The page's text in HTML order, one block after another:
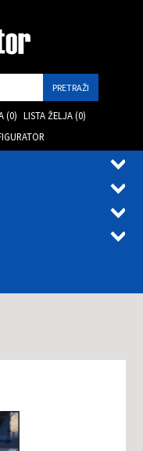
(0) LISTA ŽELJA (0)